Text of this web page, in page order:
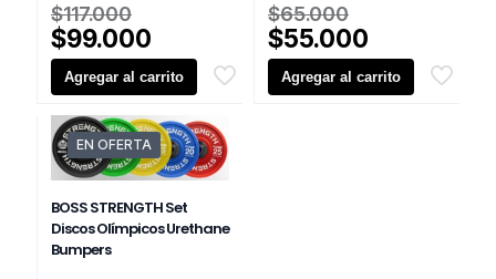
$117.000
precio
original
era:
$117.000.
$99.000
precio
actual
es:
$99.000.
Agregar al carrito
$65.000
precio
original
era:
$55.000
precio
actual
Agregar al carrito
EN OFERTA
BOSS STRENGTH Set
Discos Olímpicos Urethane
Bumpers